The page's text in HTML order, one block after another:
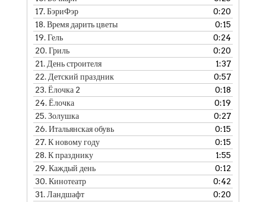
17.БэриФэр
0:20
18.Время дарить цветы
0:15
19.Гель
0:24
20.Гриль
0:20
21. День строителя
1:37
22. Детский праздник
0:57
23.Ёлочка 2
0:18
24.Ёлочка
0:19
25.Золушка
0:27
26.Итальянская обувь
0:15
27.К новому году
0:15
28.К празднику
1:55
29.Каждый день
0:12
30.Кинотеатр
0:42
31.Ландшафт
0:20